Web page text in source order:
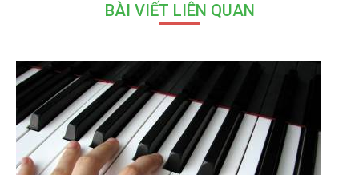
BÀI VIẾT LIÊN QUAN